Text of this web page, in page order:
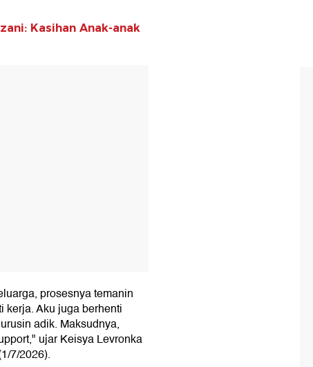
Kasihan Anak-anak
prosesnya temanin
kerja. Aku juga berhenti
adik. Maksudnya,
ujar Keisya Levronka
7/2026).